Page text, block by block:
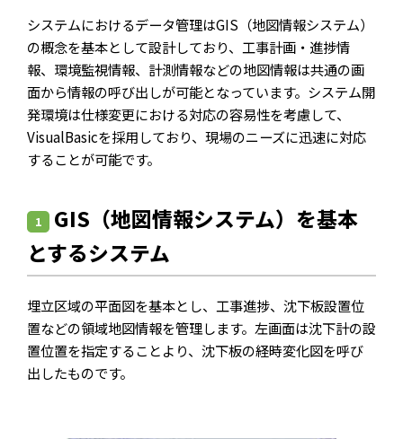
システムにおけるデータ管理はGIS（地図情報システム）
の概念を基本として設計しており、工事計画・進捗情
報、環境監視情報、計測情報などの地図情報は共通の画
面から情報の呼び出しが可能となっています。システム開
発環境は仕様変更における対応の容易性を考慮して、
VisualBasicを採用しており、現場のニーズに迅速に対応
することが可能です。
1
GIS（地図情報システム）を基本
とするシステム
埋立区域の平面図を基本とし、工事進捗、沈下板設置位
置などの領域地図情報を管理します。左画面は沈下計の設
置位置を指定することより、沈下板の経時変化図を呼び
出したものです。